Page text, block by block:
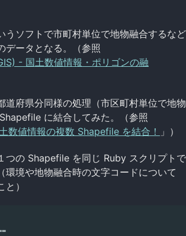
うソフトで市町村単位で地物融合するなど
データとなる。（参照
- 国土数値情報・ポリゴンの融
道府県分同様の処理（市区町村単位で地物
に結合してみた。（参照
数値情報の複数 Shapefile を結合！ 」）
つの Shapefile を同じ Ruby スクリプトで
環境や地物融合時の文字コードについて
）